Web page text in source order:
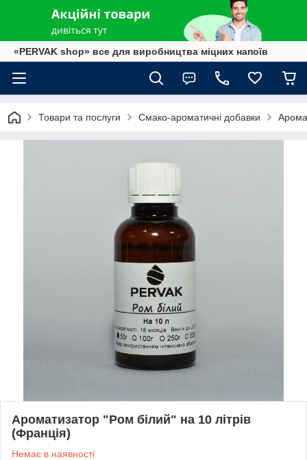
«PERVAK shop» все для виробництва міцних напоїв
Товари та послуги Смако-ароматичні добавки
Ароматизатор "Ром білий" на 10 літрів
(Франція)
Немає в наявності